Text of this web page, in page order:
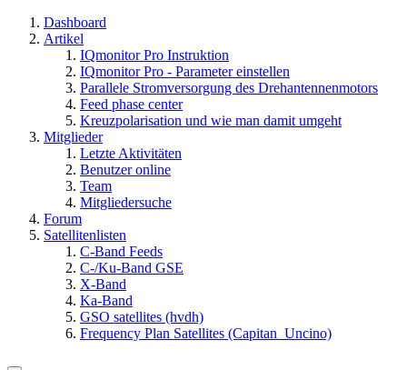
Dashboard
Artikel
IQmonitor Pro Instruktion
IQmonitor Pro - Parameter einstellen
Parallele Stromversorgung des Drehantennenmotors
Feed phase center
Kreuzpolarisation und wie man damit umgeht
Mitglieder
Letzte Aktivitäten
Benutzer online
Team
Mitgliedersuche
Forum
Satellitenlisten
C-Band Feeds
C-/Ku-Band GSE
X-Band
Ka-Band
GSO satellites (hvdh)
Frequency Plan Satellites (Capitan_Uncino)